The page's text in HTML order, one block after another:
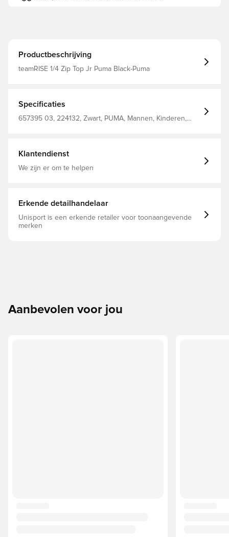
Productbeschrijving
teamRISE 1/4 Zip Top Jr Puma Black-Puma
Specificaties
657395 03, 224132, Zwart, PUMA, Mannen, Kinderen,
Klantendienst
We zijn er om te helpen
Erkende detailhandelaar
Unisport is een erkende retailer voor toonaangevende
merken
Aanbevolen voor jou